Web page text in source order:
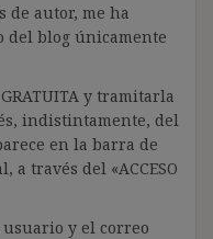
de autor, me ha
blog únicamente
y tramitarla
indistintamente, del
en la barra de
través del «ACCESO
y el correo